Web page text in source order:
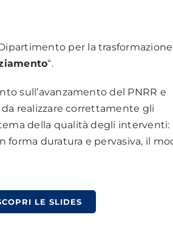
per la trasformazione
“.
sull’avanzamento del PNRR e
realizzare correttamente gli
della qualità degli interventi:
forma duratura e pervasiva, il
LE SLIDES